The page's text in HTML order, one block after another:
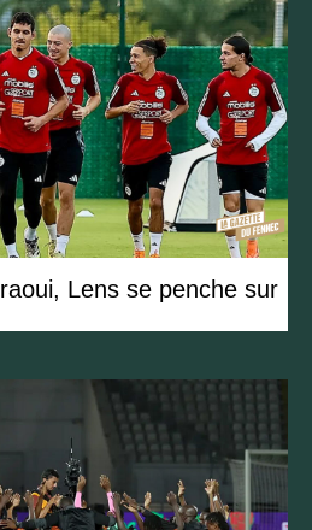
Lens se penche sur